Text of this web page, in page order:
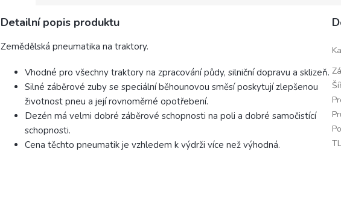
Detailní popis produktu
Zemědělská pneumatika na traktory.
Vhodné pro všechny traktory na zpracování půdy, silniční dopravu a sklizeň.
Silné záběrové zuby se speciální běhounovou směsí poskytují zlepšenou
životnost pneu a její rovnoměrné opotřebení.
Dezén má velmi dobré záběrové schopnosti na poli a dobré samočistící
schopnosti.
Cena těchto pneumatik je vzhledem k výdrži více než výhodná.